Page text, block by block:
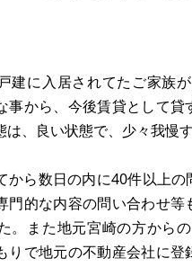
建に入居されてたご家族
事から、今後賃貸として
は、良い状態で、少々我慢
から数日の内に40件以上
門的な内容の問い合わせ
。また地元宮崎の方から
りで地元の不動産会社に